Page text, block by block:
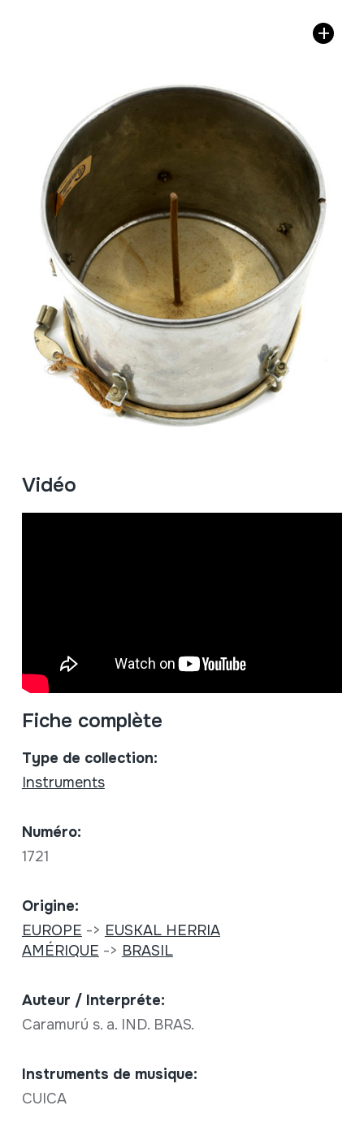
Vidéo
Fiche complète
Type de collection:
Instruments
Numéro:
1721
Origine:
EUROPE -> EUSKAL HERRIA
AMÉRIQUE -> BRASIL
Auteur / Interpréte:
Caramurú s. a. IND. BRAS.
Instruments de musique:
CUICA